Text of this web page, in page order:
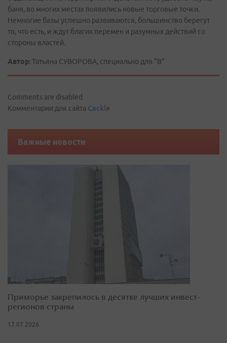
баня, во многих местах появились новые торговые точки.
Немногие базы успешно развиваются, большинство берегут
то, что есть, и ждут благих перемен и разумных действий со
стороны властей.
Автор:Татьяна СУВОРОВА, специально для "В"
Comments are disabled
Комментарии для сайта Cackle
Важные новости
Приморье закрепилось в десятке лучших инвест-
регионов страны
17.07.2026